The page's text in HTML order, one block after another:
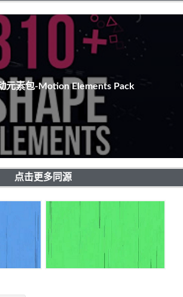
元素包-Motion Elements Pack
点击更多同源